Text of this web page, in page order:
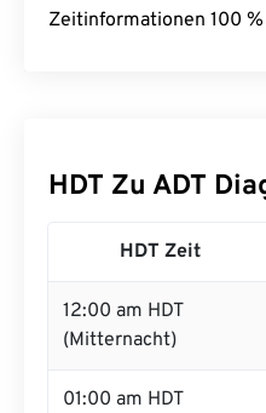
Zeitinformationen 100
HDT Zu ADT
HDT Zeit
12:00 am HDT
(Mitternacht)
01:00 am HDT